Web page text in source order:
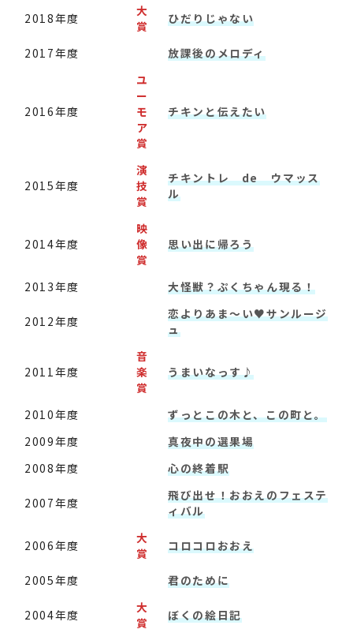
2018年度
大
賞
ひだりじゃない
2017年度 放課後のメロディ
2016年度
ユ
ー
モ
ア
賞
チキンと伝えたい
2015年度
演
技
賞
チキントレ de ウマッス
ル
2014年度
映
像
賞
思い出に帰ろう
2013年度 大怪獣？ぷくちゃん現る！
2012年度
恋よりあま～い♥サンルージ
ュ
2011年度
音
楽
賞
うまいなっす♪
2010年度
ずっとこの木と、この町と。
2009年度
真夜中の選果場
2008年度
心の終着駅
2007年度
飛び出せ！おおえのフェステ
ィバル
2006年度
大
賞
コロコロおおえ
2005年度 君のために
2004年度
大
賞
ぼくの絵日記